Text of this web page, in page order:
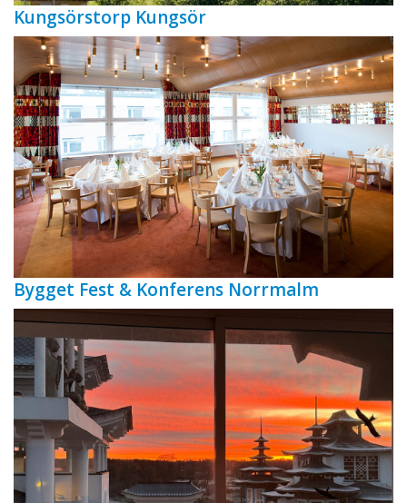
Kungsörstorp Kungsör
Bygget Fest & Konferens Norrmalm